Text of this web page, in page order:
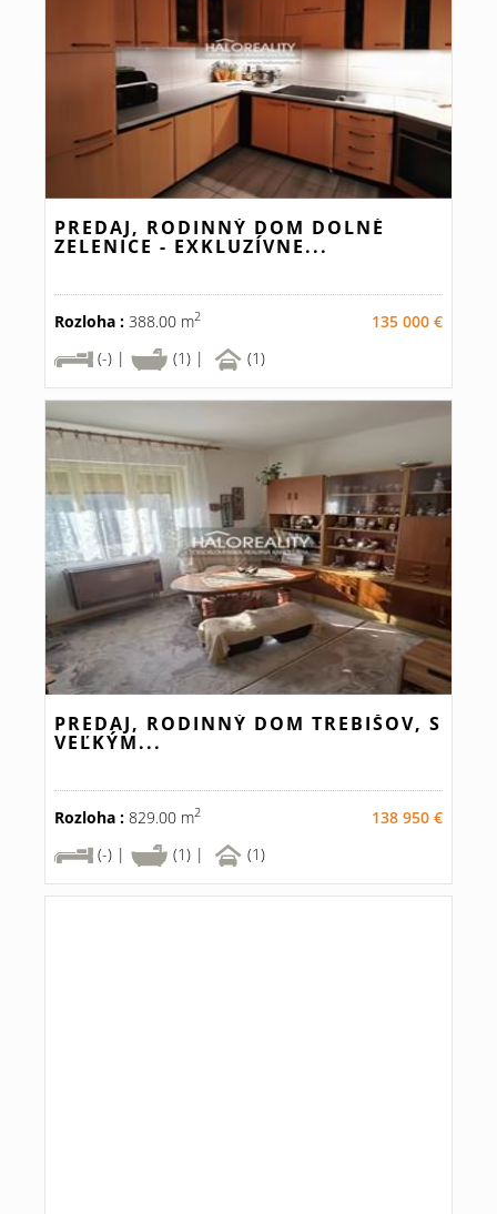
PREDAJ, RODINNÝ DOM DOLNÉ
ZELENICE - EXKLUZÍVNE...
Rozloha : 388.00 m2
135 000 €
(-) |
(1) | (1)
PREDAJ, RODINNÝ DOM TREBIŠOV, S
VEĽKÝM...
Rozloha : 829.00 m2
138 950 €
(-) |
(1) | (1)